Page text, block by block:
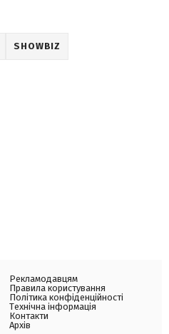
SHOWBIZ
Рекламодавцям
Правила користування
Політика конфіденційності
Технічна інформація
Контакти
Архів